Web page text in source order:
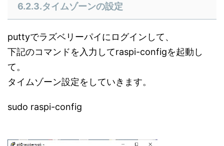
6.2.3.タイムゾーンの設定
puttyでラズベリーパイにログインして、
下記のコマンドを入力してraspi-configを起動し
て。
タイムゾーン設定をしていきます。
sudo raspi-config